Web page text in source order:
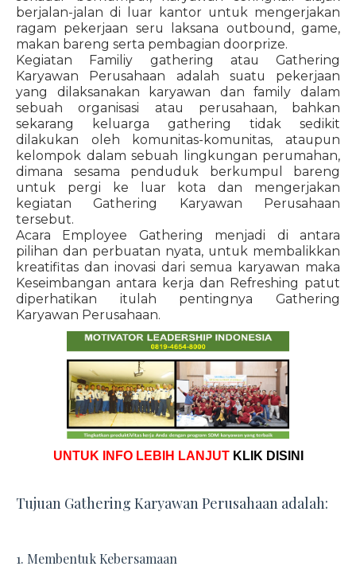
berjalan-jalan di luar kantor untuk mengerjakan
ragam pekerjaan seru laksana outbound, game,
makan bareng serta pembagian doorprize.
Kegiatan Familiy gathering atau Gathering
Karyawan Perusahaan adalah suatu pekerjaan
yang dilaksanakan karyawan dan family dalam
sebuah organisasi atau perusahaan, bahkan
sekarang keluarga gathering tidak sedikit
dilakukan oleh komunitas-komunitas, ataupun
kelompok dalam sebuah lingkungan perumahan,
dimana sesama penduduk berkumpul bareng
untuk pergi ke luar kota dan mengerjakan
kegiatan Gathering Karyawan Perusahaan
tersebut.
Acara Employee Gathering menjadi di antara
pilihan dan perbuatan nyata, untuk membalikkan
kreatifitas dan inovasi dari semua karyawan maka
Keseimbangan antara kerja dan Refreshing patut
diperhatikan itulah pentingnya Gathering
Karyawan Perusahaan.
UNTUK INFO LEBIH LANJUT KLIK DISINI
Tujuan Gathering Karyawan Perusahaan adalah:
1. Membentuk Kebersamaan